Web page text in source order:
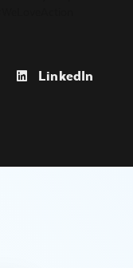
LinkedIn